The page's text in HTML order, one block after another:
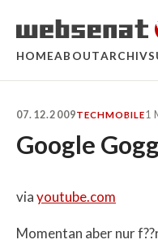
HOMEABOUTARCHIV
07.12.2009TECHMOBILE1
Google
viayoutube.com
Momentan aber nur